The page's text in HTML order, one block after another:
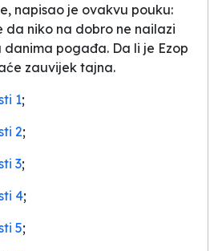
napisao je ovakvu pouku:
da niko na dobro ne nailazi
pogađa. Da li je Ezop
zauvijek tajna.
1;
2;
3;
4;
5;